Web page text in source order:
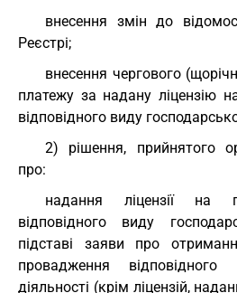
внесення змін до
Реєстрі;
внесення чергового
платежу за надану ліцензію
відповідного виду
2) рішення, прийнятого
про:
надання ліцензії на
відповідного виду
підставі заяви про
провадження відповідного
діяльності (крім ліцензій,